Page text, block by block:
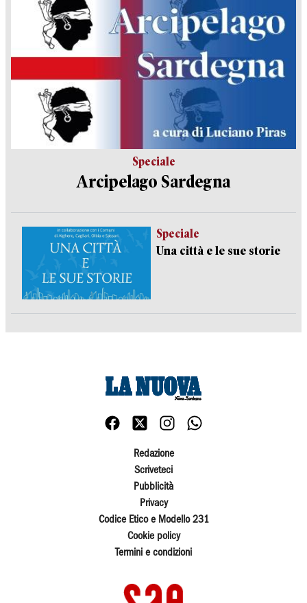
Speciale
Arcipelago Sardegna
Speciale
Una città e le sue storie
Redazione
Scriveteci
Pubblicità
Privacy
Codice Etico e Modello 231
Cookie policy
Termini e condizioni